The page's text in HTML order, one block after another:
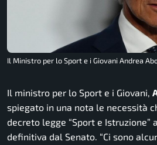
Il Ministro per lo Sport e i Giovani Andrea
Il ministro per lo Sport e i Giovani,
spiegato in una nota le necessità
decreto legge “Sport e Istruzione”
definitiva dal Senato. “Ci sono